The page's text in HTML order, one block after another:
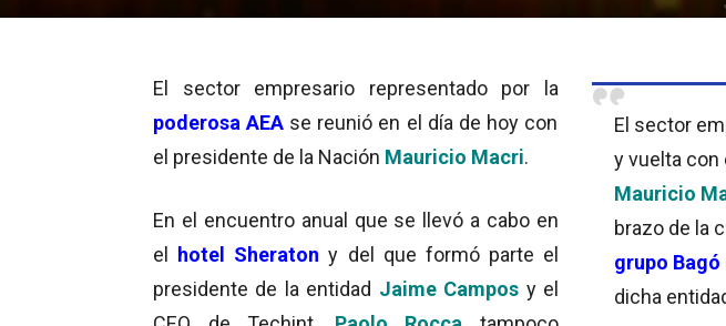
El sector
y vuelta con
Mauricio
brazo de la
grupo Bagó
dicha
El sector empresario representado por la
poderosa AEA se reunió en el día de hoy con
el presidente de la Nación Mauricio Macri.
En el encuentro anual que se llevó a cabo en
el hotel Sheraton y del que formó parte el
presidente de la entidad Jaime Campos y el